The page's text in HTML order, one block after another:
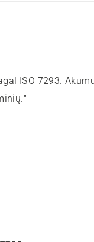
ISO 7293.